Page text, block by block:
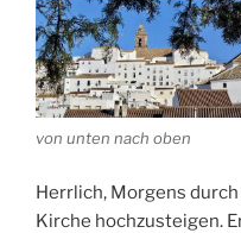
von unten nach oben
Herrlich, Morgens
Kirche hochzusteigen.